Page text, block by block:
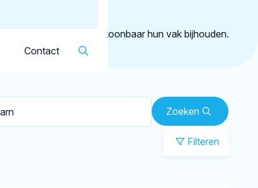
Contact
geregistreerd die aantoonbaar hun vak bijhouden.
Zoeken
Filteren